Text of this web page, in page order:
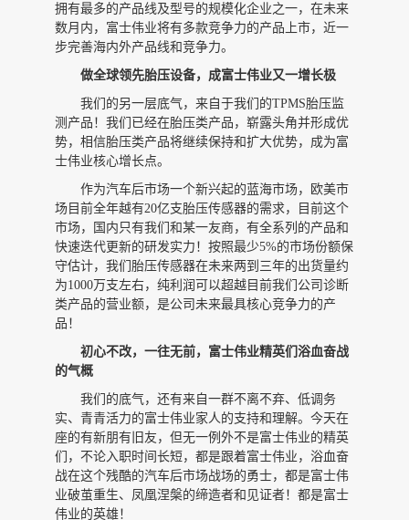
拥有最多的产品线及型号的规模化企业之一，在未来
数月内，富士伟业将有多款竞争力的产品上市，近一
步完善海内外产品线和竞争力。
做全球领先胎压设备，成富士伟业又一增长极
我们的另一层底气，来自于我们的TPMS胎压监
测产品！我们已经在胎压类产品，崭露头角并形成优
势，相信胎压类产品将继续保持和扩大优势，成为富
士伟业核心增长点。
作为汽车后市场一个新兴起的蓝海市场，欧美市
场目前全年越有20亿支胎压传感器的需求，目前这个
市场，国内只有我们和某一友商，有全系列的产品和
快速迭代更新的研发实力！按照最少5%的市场份额保
守估计，我们胎压传感器在未来两到三年的出货量约
为1000万支左右，纯利润可以超越目前我们公司诊断
类产品的营业额，是公司未来最具核心竞争力的产
品！
初心不改，一往无前，富士伟业精英们浴血奋战
的气概
我们的底气，还有来自一群不离不弃、低调务
实、青青活力的富士伟业家人的支持和理解。今天在
座的有新朋有旧友，但无一例外不是富士伟业的精英
们，不论入职时间长短，都是跟着富士伟业，浴血奋
战在这个残酷的汽车后市场战场的勇士，都是富士伟
业破茧重生、凤凰涅槃的缔造者和见证者！都是富士
伟业的英雄！